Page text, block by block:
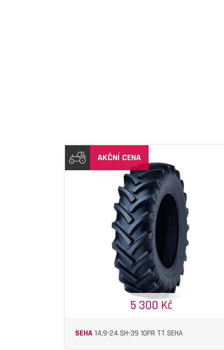
AKČNÍ CENA
5 300 Kč
SEHA14,9-24 SH-39 10PR TT SEHA
DETAIL